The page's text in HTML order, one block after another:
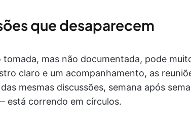
que desaparecem
tomada, mas não documentada, pode
claro e um acompanhamento, as
mesmas discussões, semana após
está correndo em círculos.